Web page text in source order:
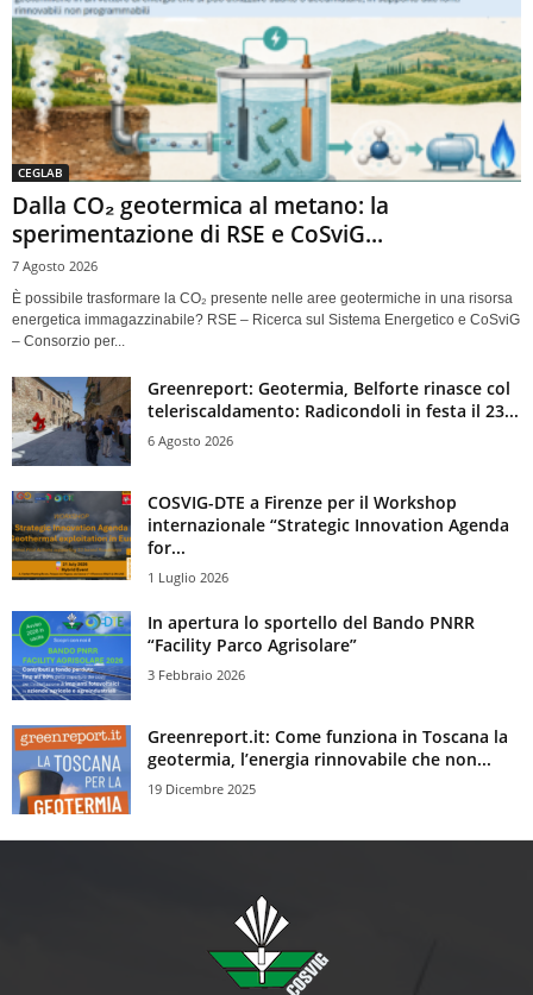
CEGLAB
Dalla CO₂ geotermica al metano: la
sperimentazione di RSE e CoSviG...
7 Agosto 2026
È possibile trasformare la CO₂ presente nelle aree geotermiche in una risorsa
energetica immagazzinabile? RSE – Ricerca sul Sistema Energetico e CoSviG
– Consorzio per...
Greenreport: Geotermia, Belforte rinasce col
teleriscaldamento: Radicondoli in festa il 23...
6 Agosto 2026
COSVIG-DTE a Firenze per il Workshop
internazionale “Strategic Innovation Agenda
for...
1 Luglio 2026
In apertura lo sportello del Bando PNRR
“Facility Parco Agrisolare”
3 Febbraio 2026
Greenreport.it: Come funziona in Toscana la
geotermia, l’energia rinnovabile che non...
19 Dicembre 2025